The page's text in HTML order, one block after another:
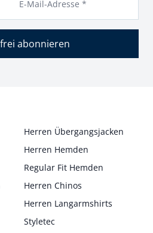
E-Mail-Adresse *
abonnieren
Herren Übergangsjacken
Herren Hemden
Regular Fit Hemden
Herren Chinos
Herren Langarmshirts
Styletec